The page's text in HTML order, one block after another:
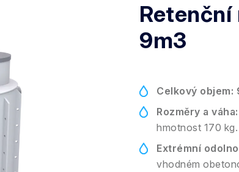
9m3
Celkový objem:
Rozměry a váha:
hmotnost 170 kg.
Extrémní
vhodném